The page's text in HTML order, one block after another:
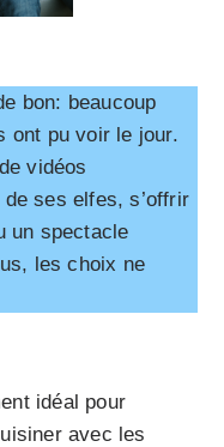
bon: beaucoup
ont pu voir le jour.
vidéos
ses elfes, s’offrir
un spectacle
les choix ne
idéal pour
avec les